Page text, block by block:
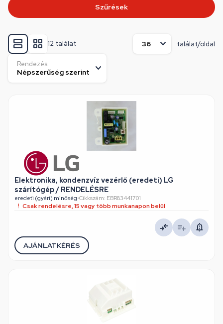
12 találat találat/oldal
Rendezés:
Elektronika, kondenzvíz vezérlő (eredeti) LG
szárítógép / RENDELÉSRE
eredeti (gyári) minőség•Cikkszám: EBR83441701
Csak rendelésre, 15 vagy több munkanapon belül
AJÁNLATKÉRÉS
Szűrések